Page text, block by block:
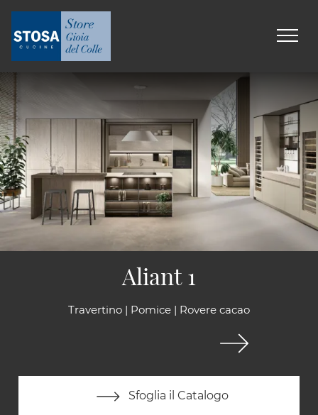
Travertino | Pomice | Rovere cacao
Sfoglia il Catalogo
Aliant 1